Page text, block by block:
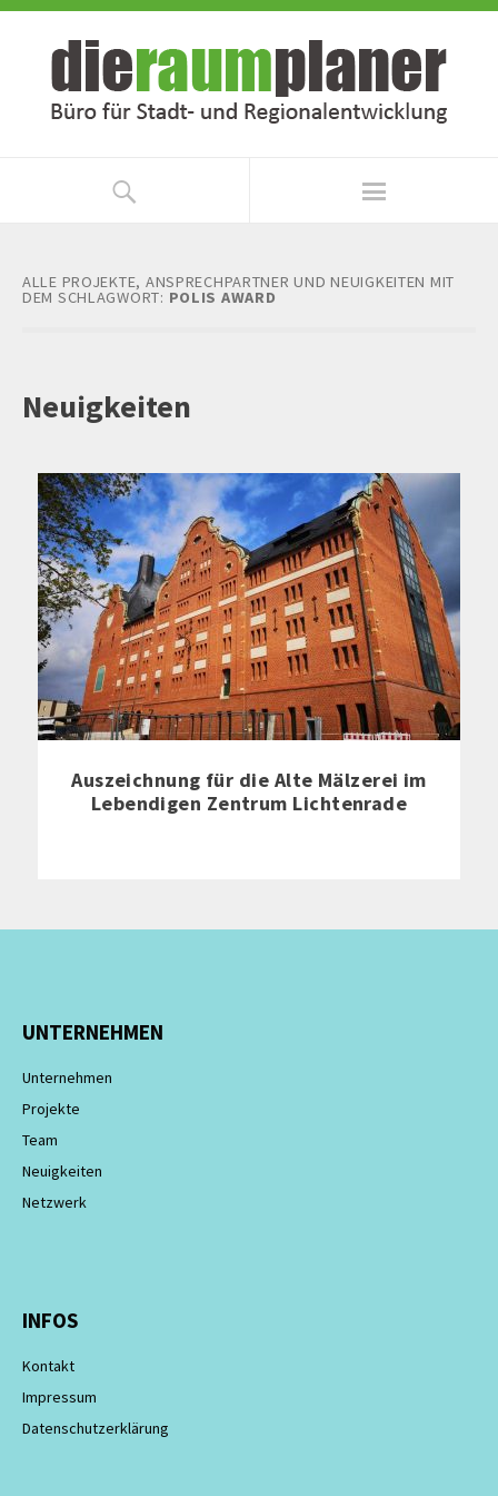
Zum
springen
Zur
springen
ALLE PROJEKTE, ANSPRECHPARTNER UND NEUIGKEITEN MIT
DEM SCHLAGWORT: POLIS AWARD
Neuigkeiten
Auszeichnung für die Alte Mälzerei im
Lebendigen Zentrum Lichtenrade
UNTERNEHMEN
Unternehmen
Projekte
Team
Neuigkeiten
Netzwerk
INFOS
Kontakt
Impressum
Datenschutzerklärung